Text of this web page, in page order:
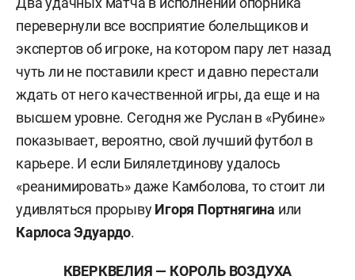
перевернули все восприятие болельщиков и
экспертов об игроке, на котором пару лет назад
чуть ли не поставили крест и давно перестали
ждать от него качественной игры, да еще и на
высшем уровне. Сегодня же Руслан в «Рубине»
показывает, вероятно, свой лучший футбол в
карьере. И если Билялетдинову удалось
«реанимировать» даже Камболова, то стоит ли
удивляться прорывуИгоря Портнягина или
Карлоса Эдуардо.
КВЕРКВЕЛИЯ — КОРОЛЬ ВОЗДУХА